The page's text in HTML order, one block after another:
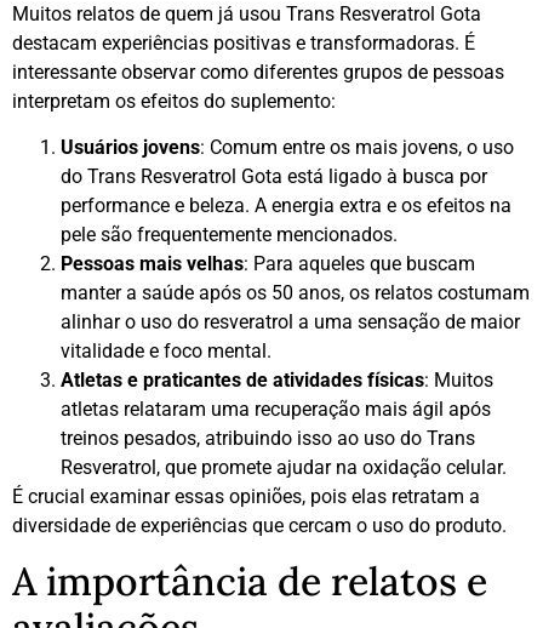
Muitos relatos de quem já usou Trans Resveratrol Gota
destacam experiências positivas e transformadoras. É
interessante observar como diferentes grupos de pessoas
interpretam os efeitos do suplemento:
Usuários jovens: Comum entre os mais jovens, o uso
do Trans Resveratrol Gota está ligado à busca por
performance e beleza. A energia extra e os efeitos na
pele são frequentemente mencionados.
Pessoas mais velhas: Para aqueles que buscam
manter a saúde após os 50 anos, os relatos costumam
alinhar o uso do resveratrol a uma sensação de maior
vitalidade e foco mental.
Atletas e praticantes de atividades físicas: Muitos
atletas relataram uma recuperação mais ágil após
treinos pesados, atribuindo isso ao uso do Trans
Resveratrol, que promete ajudar na oxidação celular.
É crucial examinar essas opiniões, pois elas retratam a
diversidade de experiências que cercam o uso do produto.
A importância de relatos e